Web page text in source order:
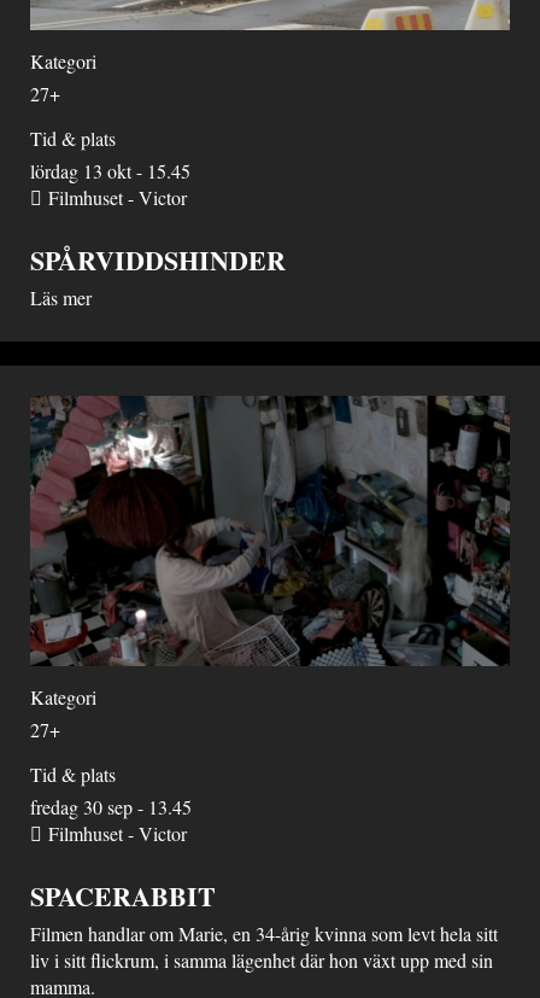
Kategori
27+
Tid & plats
lördag 13 okt - 15.45
Filmhuset - Victor
SPÅRVIDDSHINDER
Läs mer
Kategori
27+
Tid & plats
fredag 30 sep - 13.45
Filmhuset - Victor
SPACERABBIT
Filmen handlar om Marie, en 34-årig kvinna som levt hela sitt
liv i sitt flickrum, i samma lägenhet där hon växt upp med sin
mamma.